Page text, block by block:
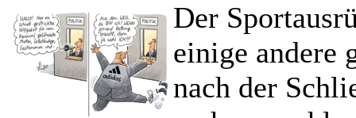
Der
einige andere
nach der